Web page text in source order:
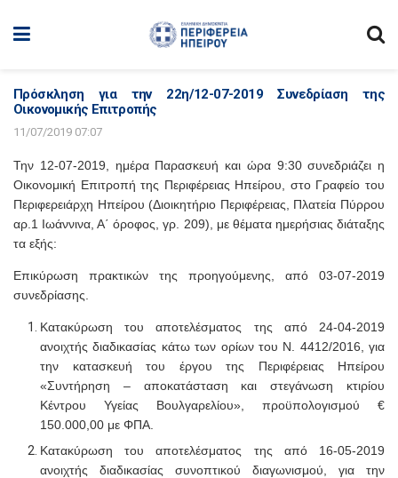
Πρόσκληση για την 22η/12-07-2019 Συνεδρίαση της
Οικονομικής Επιτροπής
11/07/2019 07:07
Την 12-07-2019, ημέρα Παρασκευή και ώρα 9:30 συνεδριάζει η
Οικονομική Επιτροπή της Περιφέρειας Ηπείρου, στο Γραφείο του
Περιφερειάρχη Ηπείρου (Διοικητήριο Περιφέρειας, Πλατεία Πύρρου
αρ.1 Ιωάννινα, Α΄ όροφος, γρ. 209), με θέματα ημερήσιας διάταξης
τα εξής:
Επικύρωση πρακτικών της προηγούμενης, από 03-07-2019
συνεδρίασης.
Κατακύρωση του αποτελέσματος της από 24-04-2019
ανοιχτής διαδικασίας κάτω των ορίων του Ν. 4412/2016, για
την κατασκευή του έργου της Περιφέρειας Ηπείρου
«Συντήρηση – αποκατάσταση και στεγάνωση κτιρίου
Κέντρου Υγείας Βουλγαρελίου», προϋπολογισμού €
150.000,00 με ΦΠΑ.
Κατακύρωση του αποτελέσματος της από 16-05-2019
ανοιχτής διαδικασίας συνοπτικού διαγωνισμού , για την